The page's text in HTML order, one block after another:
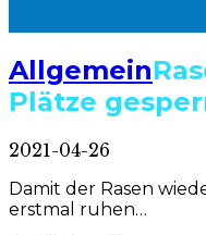
Allgemein
Plätze
2021-04-26
­Damit der Rasen
erstmal ruhen…